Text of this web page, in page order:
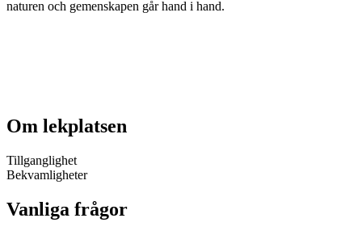
naturen och gemenskapen går hand i hand.
Om lekplatsen
Tillganglighet
Bekvamligheter
Vanliga frågor